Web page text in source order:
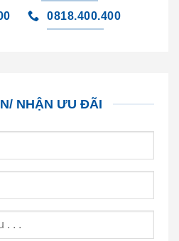
0818.400.400
NHẬN ƯU ĐÃI